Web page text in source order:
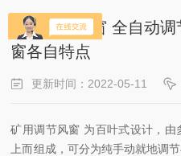
矿用调节风窗 全自动
窗各自特点
更新时间：2022-05-11
矿用调节风窗 为百叶式设计，
上而组成，可分为纯手动就地调